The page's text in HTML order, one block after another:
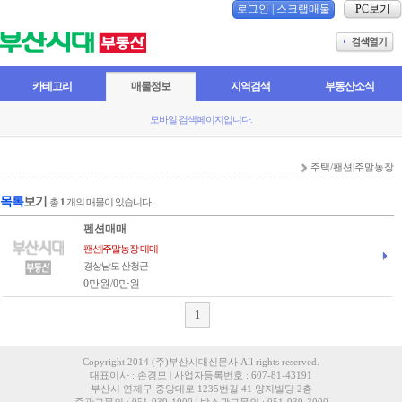
로그인 스크랩매물 PC보기
카테고리 매물정보 지역검색 부동산소식
모바일 검색페이지입니다.
주택/팬션|주말농장
목록보기 총 1 개의 매물이 있습니다.
펜션매매
팬션|주말농장 매매
경상남도 산청군
0만원/0만원
1
Copyright 2014 (주)부산시대신문사 All rights reserved.
대표이사 : 손경모 | 사업자등록번호 : 607-81-43191
부산시 연제구 중앙대로 1235번길 41 양지빌딩 2층